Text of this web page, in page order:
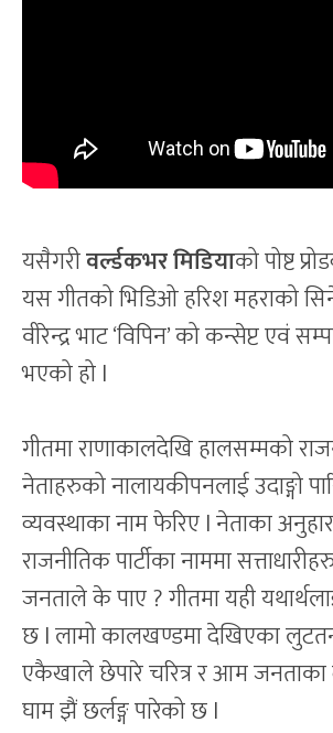
यसैगरीवर्ल्डकभर मिडियाको पोष्ट
यस गीतको भिडिओ हरिश महराको
वीरेन्द्र भाट ‘विपिन’ को कन्सेप्ट एवं
भएको हो l
गीतमा राणाकालदेखि हालसम्मको
नेताहरुको नालायकीपनलाई उदाङ्गो
व्यवस्थाका नाम फेरिए l नेताका
राजनीतिक पार्टीका नाममा
जनताले के पाए ? गीतमा यही
छ l लामो कालखण्डमा देखिएका
एकैखाले छेपारे चरित्र र आम जनताका
घाम झैं छर्लङ्ग पारेको छ l